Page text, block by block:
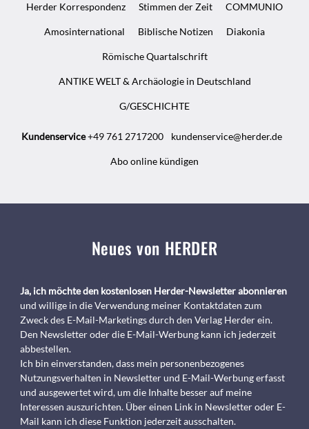
Herder Korrespondenz Stimmen der Zeit COMMUNIO
Amosinternational Biblische Notizen Diakonia
Römische Quartalschrift
ANTIKE WELT & Archäologie in Deutschland
G/GESCHICHTE
Kundenservice+49 761 2717200 kundenservice@herder.de
Abo online kündigen
Neues von HERDER
Ja, ich möchte den kostenlosen Herder-Newsletter abonnieren
und willige in die Verwendung meiner Kontaktdaten zum
Zweck des E-Mail-Marketings durch den Verlag Herder ein.
Den Newsletter oder die E-Mail-Werbung kann ich jederzeit
abbestellen.
Ich bin einverstanden, dass mein personenbezogenes
Nutzungsverhalten in Newsletter und E-Mail-Werbung erfasst
und ausgewertet wird, um die Inhalte besser auf meine
Interessen auszurichten. Über einen Link in Newsletter oder E-
Mail kann ich diese Funktion jederzeit ausschalten.